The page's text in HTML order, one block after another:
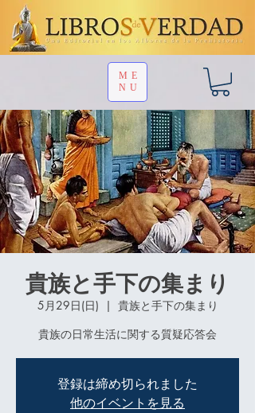
ME
NU
貴族と手下の集まり
5月29日(日)
  |
貴族と手下の集まり
貴族の日常生活に関する質疑応答会
登録は締め切られました
他のイベントを見る